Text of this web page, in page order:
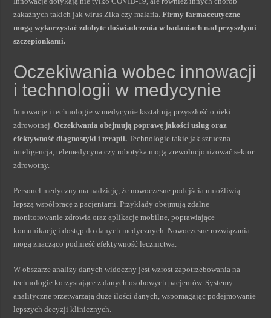
zakaźnych takich jak wirus Zika czy malaria.Firmy farmaceutyczne
mogą wykorzystać zdobyte doświadczenia w badaniach nad przyszłymi
szczepionkami.
Oczekiwania wobec innowacji
i technologii w medycynie
Innowacje i technologie w medycynie kształtują przyszłość opieki
zdrowotnej.Oczekiwania obejmują poprawę jakości usług oraz
efektywność diagnostyki i terapii. Technologie takie jak sztuczna
inteligencja, telemedycyna czy robotyka mogą zrewolucjonizować sektor
zdrowotny.
Personel medyczny ma nadzieję, że nowoczesne podejścia umożliwią
lepszą współpracę z pacjentami. Przykłady obejmują zdalne
monitorowanie zdrowia oraz aplikacje mobilne, poprawiające
komunikację i dostęp do danych medycznych. Nowoczesne rozwiązania
mogą znacząco podnieść efektywność lecznictwa.
W obszarze analizy danych widoczny jest wzrost zapotrzebowania na
technologie korzystające z danych osobowych pacjentów. Systemy
analityczne przetwarzają duże ilości danych, wspomagając podejmowanie
lepszych decyzji klinicznych.